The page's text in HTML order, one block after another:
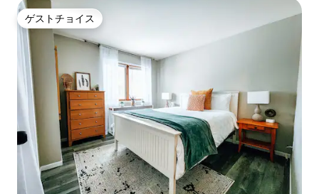
ゲストチョイス
ゲストチョイス